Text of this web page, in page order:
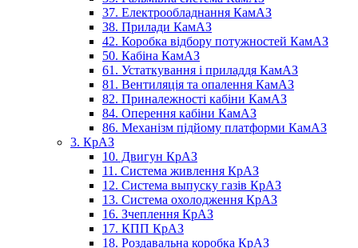
37. Електрообладнання КамАЗ
38. Прилади КамАЗ
42. Коробка відбору потужностей КамАЗ
50. Кабіна КамАЗ
61. Устаткування і приладдя КамАЗ
81. Вентиляція та опалення КамАЗ
82. Приналежності кабіни КамАЗ
84. Оперення кабіни КамАЗ
86. Механізм підйому платформи КамАЗ
3. КрАЗ
10. Двигун КрАЗ
11. Система живлення КрАЗ
12. Система выпуску газів КрАЗ
13. Система охолодження КрАЗ
16. Зчеплення КрАЗ
17. КПП КрАЗ
18. Роздавальна коробка КрАЗ